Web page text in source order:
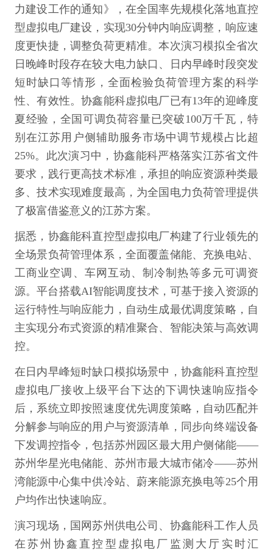
力建设工作的通知》，在全国率先规模化落地直控
型虚拟电厂建设，实现30分钟内响应调整，响应速
度更快捷，调整负荷更精准。本次演习模拟全省次
日晚峰时段存在较大电力缺口、日内早峰时段突发
短时缺口等情形，全面检验负荷管理方案的科学
性、有效性。协鑫能科虚拟电厂已有13年的迎峰度
夏经验，全国可调负荷容量已突破100万千瓦，特
别在江苏用户侧辅助服务市场中调节规模占比超
25%。此次演习中，协鑫能科严格落实江苏省文件
要求，践行更高技术标准，承担的响应资源种类最
多、技术实现难度最高，为全国电力负荷管理提供
了极富借鉴意义的江苏方案。
据悉，协鑫能科直控型虚拟电厂构建了行业领先的
全场景负荷管理体系，全面覆盖储能、充换电站、
工商业空调、车网互动、制冷制热等多元可调资
源。平台搭载AI智能调度技术，可基于接入资源的
运行特性与响应能力，自动生成最优调度策略，自
主实现分布式资源的精准聚合、智能决策与高效调
控。
在日内早峰短时缺口模拟场景中，协鑫能科直控型
虚拟电厂接收上级平台下达的下调快速响应指令
后，系统立即按照速度优先调度策略，自动匹配并
分解参与响应的用户与资源清单，同步向终端设备
下发调控指令，包括苏州园区最大用户侧储能——
苏州华星光电储能、苏州市最大城市储冷——苏州
湾能源中心集中供冷站、蔚来能源充换电等25个用
户均作出快速响应。
演习现场，国网苏州供电公司、协鑫能科工作人员
在苏州协鑫直控型虚拟电厂监测大厅实时汇